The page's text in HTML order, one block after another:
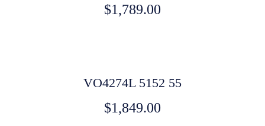
$1,789.00
VO4274L 5152 55
$1,849.00